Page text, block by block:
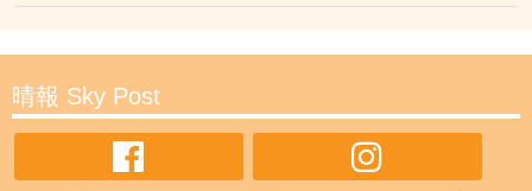
晴報 Sky Post